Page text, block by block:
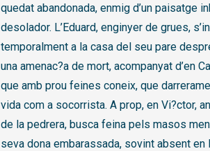
quedat abandonada, enmig d’un paisatge
desolador. L’Eduard, enginyer de grues,
temporalment a la casa del seu pare
una amenac?a de mort, acompanyat d’en
que amb prou feines coneix, que
vida com a socorrista. A prop, en Vi?ctor,
de la pedrera, busca feina pels masos
seva dona embarassada, sovint absent en